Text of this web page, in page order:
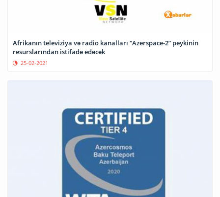
Afrikanın televiziya və radio kanalları “Azerspace-2” peykinin
resurslarından istifadə edəcək
25-02-2021